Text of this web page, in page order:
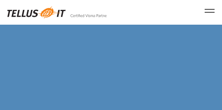
Gå til hovedindhold